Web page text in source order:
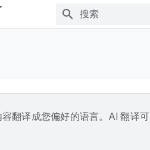
翻译成您偏好的语言。AI 翻译可